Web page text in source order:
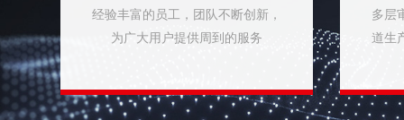
经验丰富的员工，团队不断创新，
为广大用户提供周到的服务
多层
道生